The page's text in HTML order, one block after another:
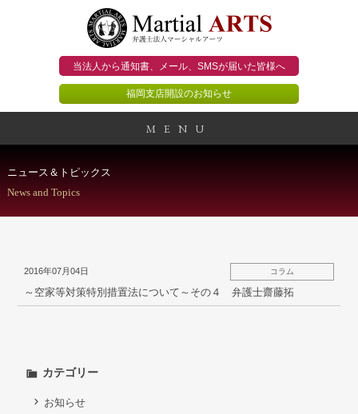
当法人から通知書、メール、 SMSが届いた皆様へ
福岡支店開設のお知らせ
MENU
事務所概要
個人のお客様
弁護士紹介
お問い合わせ
ニュース＆トピックス
News and Topics
2016年07月04日 コラム
～空家等対策特別措置法について～その４ 弁護士齋藤拓
カテゴリー
お知らせ